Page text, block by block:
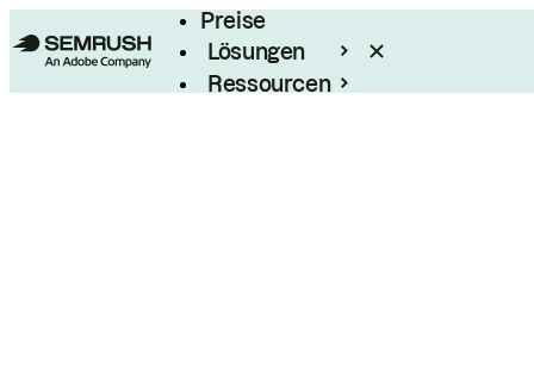
Preise
Lösungen
Ressourcen